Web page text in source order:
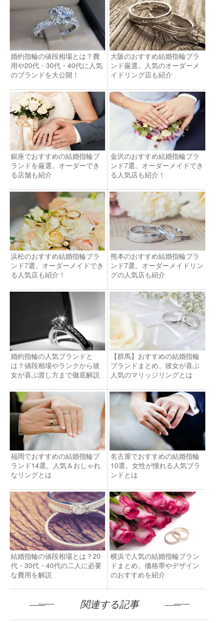
婚約指輪の値段相場とは？費
用や20代・30代・40代に人気
のブランドを大公開！
大阪のおすすめ結婚指輪ブラ
ンド厳選。人気のオーダーメ
イドリング店も紹介
銀座でおすすめの結婚指輪ブ
ランドを厳選。オーダーでき
る店舗も紹介
金沢のおすすめ結婚指輪ブラ
ンド7選。オーダーメイドでき
る人気店も紹介！
浜松のおすすめ結婚指輪ブラ
ンド7選。オーダーメイドでき
る人気店も紹介！
熊本のおすすめ結婚指輪ブラ
ンド7選。オーダーメイドリン
グの人気店も紹介
婚約指輪の人気ブランドと
は？値段相場やランクから彼
女が喜ぶ渡し方まで徹底解説
【群馬】おすすめの結婚指輪
ブランドまとめ。彼女が喜ぶ
人気のマリッジリングとは
福岡でおすすめの結婚指輪ブ
ランド14選。人気＆おしゃれ
なリングとは
名古屋でおすすめの結婚指輪
10選。女性が憧れる人気ブラ
ンドとは
結婚指輪の値段相場とは？20
代・30代・40代の二人に必要
な費用を解説
横浜で人気の結婚指輪ブラン
ドまとめ。価格帯やデザイン
のおすすめを紹介
関連する記事